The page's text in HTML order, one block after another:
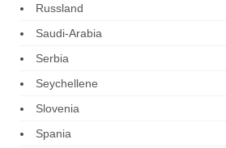
Russland
Saudi-Arabia
Serbia
Seychellene
Slovenia
Spania